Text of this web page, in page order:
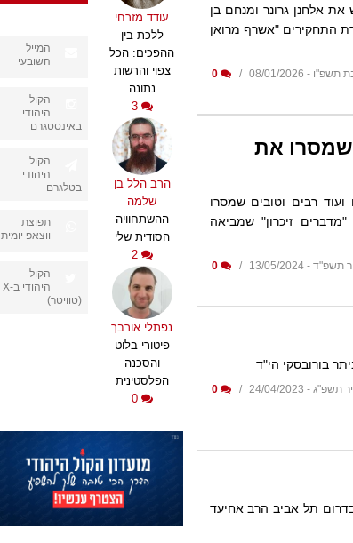
אלחנן גרונר ומנחם בן
התחקירים "אשרף מרואן
- 08/01/2026
0
שמסרו את
רבים וטובים שמסרו
זיכרון" שמביאה
- 13/05/2024
0
בורובסקי הי"ד
- 24/04/2023
0
תל אביב הרב אחיעד
עודד מזרחי
ללכת בין
ההפכים: הכל
צפוי והרשות
נתונה
3
הרב הלל בן
שלמה
ההשתחוויה
הסודית שלי
2
נפתלי אורבך
פיטורי בלוט
והסכנה
הפלסטינית
0
המייל
השובעי
הקול
היהודי
באינסטגרם
הקול
היהודי
בטלגרם
תפוצת
ווצאפ יומית
הקול
היהודי ב-X
(טוויטר)